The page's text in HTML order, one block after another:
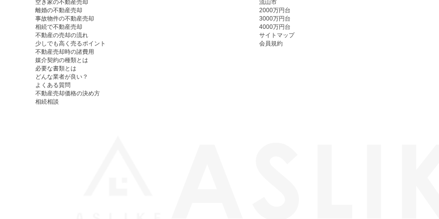
空き家の不動産売却
離婚の不動産売却
事故物件の不動産売却
相続で不動産売却
不動産の売却の流れ
少しでも高く売るポイント
不動産売却時の諸費用
媒介契約の種類とは
必要な書類とは
どんな業者が良い？
よくある質問
不動産売却価格の決め方
相続相談
流山市
2000万円台
3000万円台
4000万円台
サイトマップ
会員規約